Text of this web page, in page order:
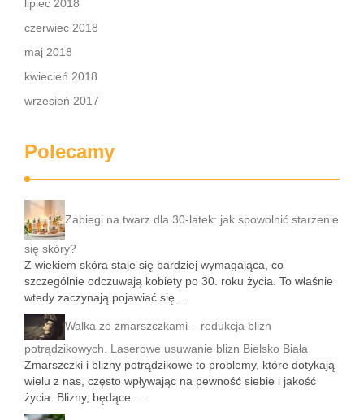
lipiec 2018
czerwiec 2018
maj 2018
kwiecień 2018
wrzesień 2017
Polecamy
Zabiegi na twarz dla 30-latek: jak spowolnić starzenie
się skóry?
Z wiekiem skóra staje się bardziej wymagająca, co
szczególnie odczuwają kobiety po 30. roku życia. To właśnie
wtedy zaczynają pojawiać się …
Walka ze zmarszczkami – redukcja blizn
potrądzikowych. Laserowe usuwanie blizn Bielsko Biała
Zmarszczki i blizny potrądzikowe to problemy, które dotykają
wielu z nas, często wpływając na pewność siebie i jakość
życia. Blizny, będące …